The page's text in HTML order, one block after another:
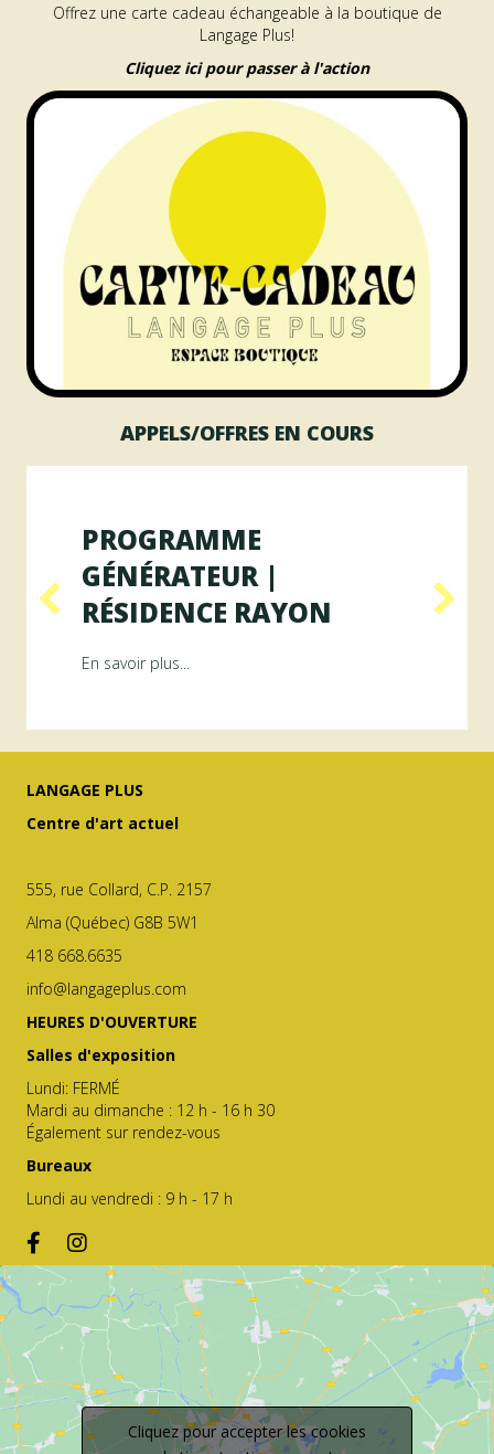
Offrez une carte cadeau échangeable à la boutique de
Langage Plus!
Cliquez ici pour passer à l'action
APPELS/OFFRES EN COURS
ArAMiS
PROGRAMME
GÉNÉRATEUR |
RÉSIDENCE RAYON
En savoir plus...
LANGAGE PLUS
Centre d'art actuel
555, rue Collard, C.P. 2157
Alma (Québec) G8B 5W1
418 668.6635
info@langageplus.com
HEURES D'OUVERTURE
Salles d'exposition
Lundi: FERMÉ
Mardi au dimanche : 12 h - 16 h 30
Également sur rendez-vous
Bureaux
Lundi au vendredi : 9 h - 17 h
Cliquez pour accepter les cookies